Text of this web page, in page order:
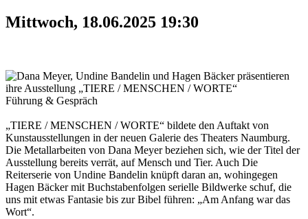
Mittwoch, 18.06.2025 19:30
Führung & Gespräch
„TIERE / MENSCHEN / WORTE“ bildete den Auftakt von
Kunstausstellungen in der neuen Galerie des Theaters Naumburg.
Die Metallarbeiten von Dana Meyer beziehen sich, wie der Titel der
Ausstellung bereits verrät, auf Mensch und Tier. Auch Die
Reiterserie von Undine Bandelin knüpft daran an, wohingegen
Hagen Bäcker mit Buchstabenfolgen serielle Bildwerke schuf, die
uns mit etwas Fantasie bis zur Bibel führen: „Am Anfang war das
Wort“.